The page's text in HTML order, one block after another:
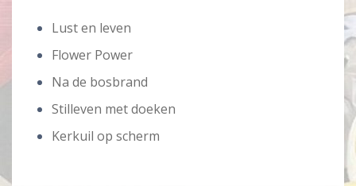
Lust en leven
Flower Power
Na de bosbrand
Stilleven met doeken
Kerkuil op scherm